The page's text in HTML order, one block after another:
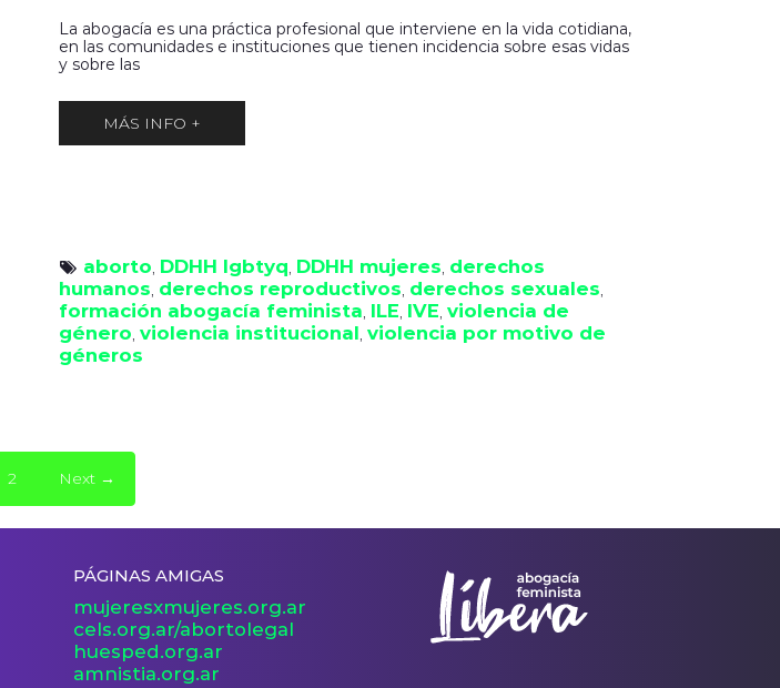
La abogacía es una práctica profesional que interviene en la vida cotidiana,
en las comunidades e instituciones que tienen incidencia sobre esas vidas
y sobre las
MÁS INFO +
aborto, DDHH lgbtyq, DDHH mujeres, derechos
humanos, derechos reproductivos, derechos sexuales
formación abogacía feminista, ILE, IVE, violencia de
género, violencia institucional, violencia por motivo de
géneros
2 Next →
PÁGINAS AMIGAS
mujeresxmujeres.org.ar
cels.org.ar/abortolegal
huesped.org.ar
amnistia.org.ar